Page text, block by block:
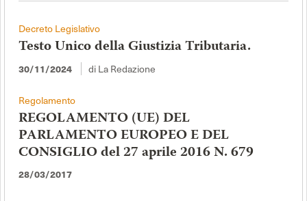
Decreto Legislativo
Testo Unico della Giustizia Tributaria.
30/11/2024 di La Redazione
Regolamento
REGOLAMENTO (UE) DEL
PARLAMENTO EUROPEO E DEL
CONSIGLIO del 27 aprile 2016 N. 679
28/03/2017